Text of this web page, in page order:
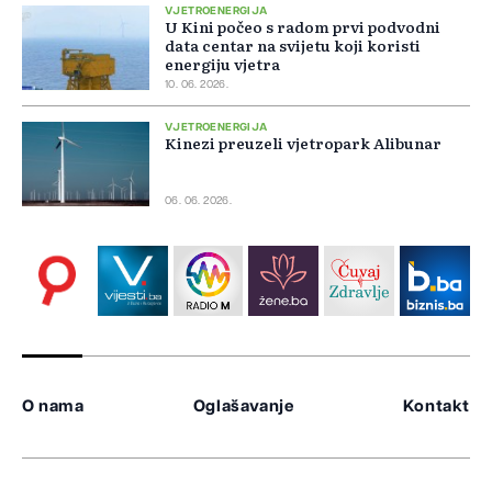
VJETROENERGIJA
U Kini počeo s radom prvi podvodni
data centar na svijetu koji koristi
energiju vjetra
10. 06. 2026.
VJETROENERGIJA
Kinezi preuzeli vjetropark Alibunar
06. 06. 2026.
O nama Oglašavanje Kontakt